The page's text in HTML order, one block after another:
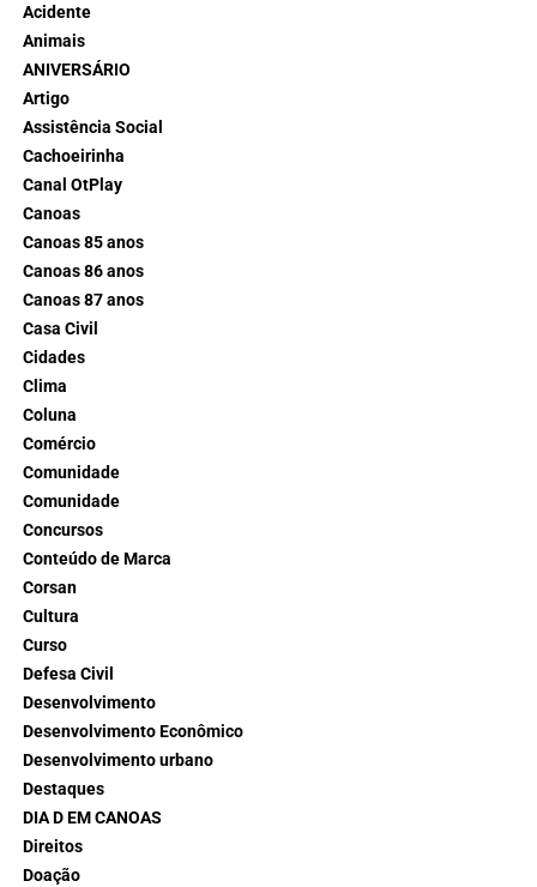
Acidente
Animais
ANIVERSÁRIO
Artigo
Assistência Social
Cachoeirinha
Canal OtPlay
Canoas
Canoas 85 anos
Canoas 86 anos
Canoas 87 anos
Casa Civil
Cidades
Clima
Coluna
Comércio
Comunidade
Comunidade
Concursos
Conteúdo de Marca
Corsan
Cultura
Curso
Defesa Civil
Desenvolvimento
Desenvolvimento Econômico
Desenvolvimento urbano
Destaques
DIA D EM CANOAS
Direitos
Doação